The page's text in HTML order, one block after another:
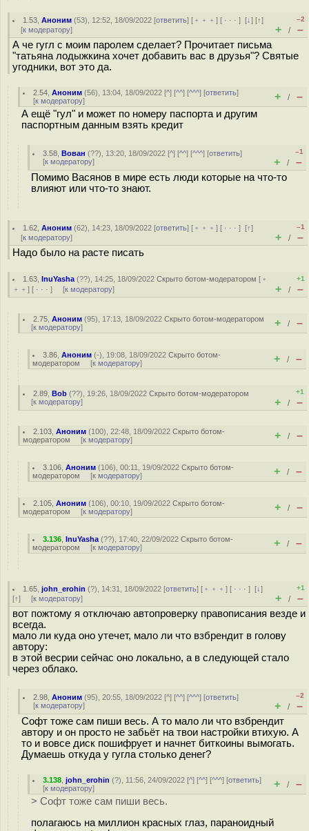
1.53 ,Аноним (53), 12:52, 18/09/2022 [ответить] [ ﹢﹢﹢] [ · · ·][↓] [↑]
[к модератору]
–2
+ / –
А че гугл с моим паролем сделает? Прочитает письма
"татьяна лодыжкина хочет добавить вас в друзья"? Святые
угодники, вот это да.
2.54 ,Аноним (56), 13:04, 18/09/2022 [^] [^^] [^^^] [ответить]
[к модератору] + / –
А ещё "гул" и может по номеру паспорта и другим
паспортным данным взять кредит
3.58 ,Вован (??), 13:20, 18/09/2022 [^] [^^] [^^^] [ответить]
[к модератору]
–1
+ / –
Помимо Васянов в мире есть люди которые на что-то
влияют или что-то знают.
1.62 ,Аноним (62), 14:23, 18/09/2022 [ответить] [ ﹢﹢﹢] [ · · ·][↑]
[к модератору]
–1
+ / –
Надо было на расте писать
1.63 ,InuYasha (??), 14:25, 18/09/2022Скрыто ботом-модератором [ ﹢
﹢﹢ ] [ · · · ] [к модератору]
+1
+ / –
2.75 ,Аноним (95), 17:13, 18/09/2022Скрыто ботом-модератором
[к модератору] + / –
3.86 ,Аноним (-), 19:08, 18/09/2022Скрыто ботом-
модератором [к модератору] + / –
2.89 ,Bob (??), 19:26, 18/09/2022Скрыто ботом-модератором
[к модератору]
+1
+ / –
2.103 ,Аноним (100), 22:48, 18/09/2022Скрыто ботом-
модератором [к модератору] + / –
3.106 ,Аноним (106), 00:11, 19/09/2022Скрыто ботом-
модератором [к модератору] + / –
2.105 ,Аноним (106), 00:10, 19/09/2022Скрыто ботом-
модератором [к модератору] + / –
3.136 ,InuYasha (??), 17:40, 22/09/2022Скрыто ботом-
модератором [к модератору] + / –
1.65 ,john_erohin (?), 14:31, 18/09/2022 [ответить] [ ﹢﹢﹢] [ · · ·][↓]
[↑] [к модератору]
+1
+ / –
вот пожтому я отключаю автопроверку правописания везде и
всегда.
мало ли куда оно утечет, мало ли что взбрендит в голову
автору:
в этой весрии сейчас оно локально, а в следующей стало
через облако.
2.98 ,Аноним (95), 20:55, 18/09/2022 [^] [^^] [^^^] [ответить]
[к модератору]
–2
+ / –
Софт тоже сам пиши весь. А то мало ли что взбрендит
автору и он просто не забьёт на твои настройки втихую. А
то и вовсе диск пошифрует и начнет биткоины вымогать.
Думаешь откуда у гугла столько денег?
3.138 ,john_erohin (?), 11:56, 24/09/2022 [^] [^^] [^^^] [ответить]
[к модератору] + / –
> Софт тоже сам пиши весь.
полагаюсь на миллион красных глаз, параноидный